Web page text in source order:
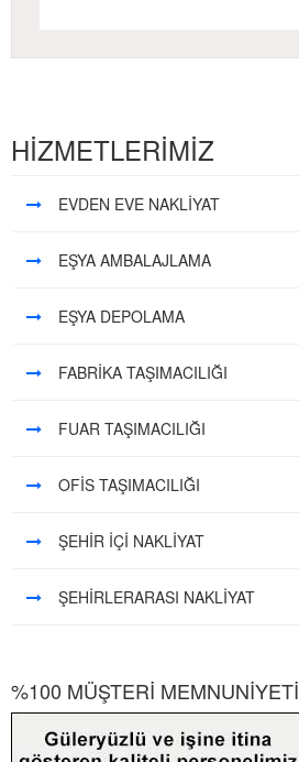
HİZMETLERİMİZ
EVDEN EVE NAKLİYAT
EŞYA AMBALAJLAMA
EŞYA DEPOLAMA
FABRİKA TAŞIMACILIĞI
FUAR TAŞIMACILIĞI
OFİS TAŞIMACILIĞI
ŞEHİR İÇİ NAKLİYAT
ŞEHİRLERARASI NAKLİYAT
%100 MÜŞTERİ MEMNUNİYETİ